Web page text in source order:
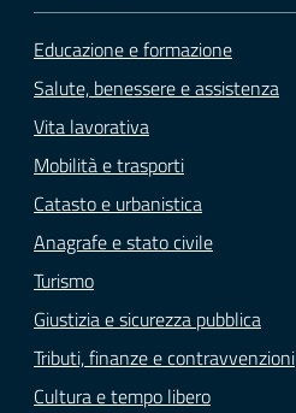
Educazione e formazione
Salute, benessere e assistenza
Vita lavorativa
Mobilità e trasporti
Catasto e urbanistica
Anagrafe e stato civile
Turismo
Giustizia e sicurezza pubblica
Tributi, finanze e contravvenzioni
Cultura e tempo libero